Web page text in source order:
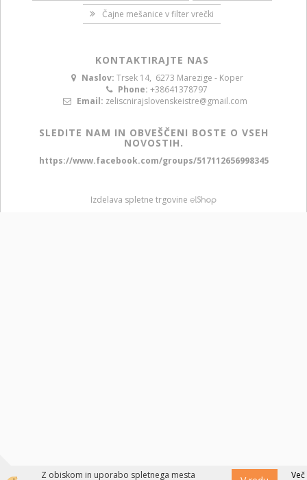
Čajne mešanice v filter vrečki
KONTAKTIRAJTE NAS
Naslov: Trsek 14, 6273 Marezige - Koper
Phone: +38641378797
Email: zeliscnirajslovenskeistre@gmail.com
SLEDITE NAM IN OBVEŠČENI BOSTE O VSEH
NOVOSTIH.
https://www.facebook.com/groups/517112656998345
Izdelava spletne trgovine
Z obiskom in uporabo spletnega mesta